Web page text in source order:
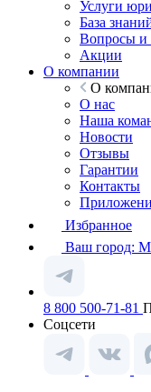
Услуги
База
Вопросы и
Акции
О компании
О
О нас
Наша
Новости
Отзывы
Гарантии
Контакты
Избранное
Ваш город:
8 800 500-71-81
Соцсети